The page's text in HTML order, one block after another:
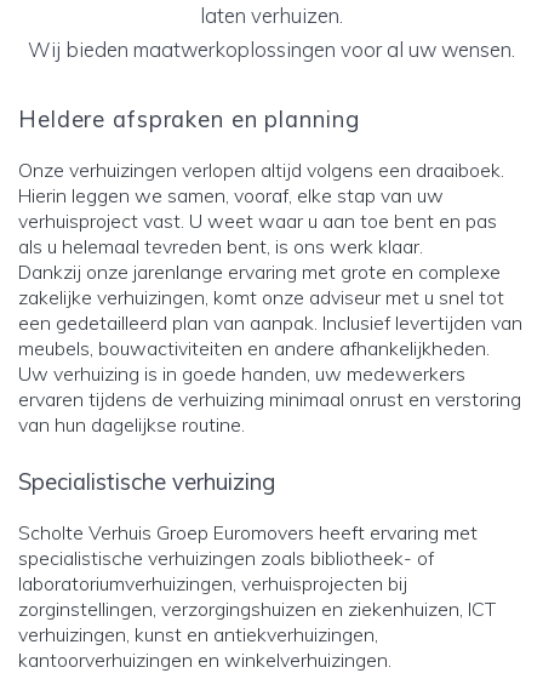
laten verhuizen.
Wij bieden maatwerkoplossingen voor al uw wensen.
Heldere afspraken en planning
Onze verhuizingen verlopen altijd volgens een draaiboek.
Hierin leggen we samen, vooraf, elke stap van uw
verhuisproject vast. U weet waar u aan toe bent en pas
als u helemaal tevreden bent, is ons werk klaar.
Dankzij onze jarenlange ervaring met grote en complexe
zakelijke verhuizingen, komt onze adviseur met u snel tot
een gedetailleerd plan van aanpak. Inclusief levertijden van
meubels, bouwactiviteiten en andere afhankelijkheden.
Uw verhuizing is in goede handen, uw medewerkers
ervaren tijdens de verhuizing minimaal onrust en verstoring
van hun dagelijkse routine.
Specialistische verhuizing
Scholte Verhuis Groep Euromovers heeft ervaring met
specialistische verhuizingen zoals bibliotheek- of
laboratoriumverhuizingen, verhuisprojecten bij
zorginstellingen, verzorgingshuizen en ziekenhuizen, ICT
verhuizingen, kunst en antiekverhuizingen,
kantoorverhuizingen en winkelverhuizingen.